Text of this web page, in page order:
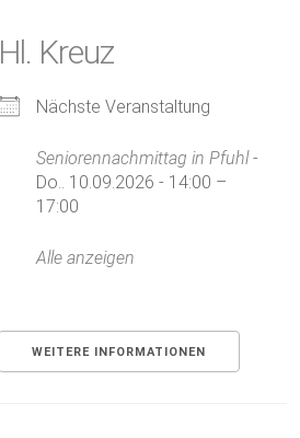
Hl. Kreuz
Nächste Veranstaltung
Seniorennachmittag in Pfuhl-
Do.. 10.09.2026 - 14:00 –
17:00
Alle anzeigen
WEITERE INFORMATIONEN